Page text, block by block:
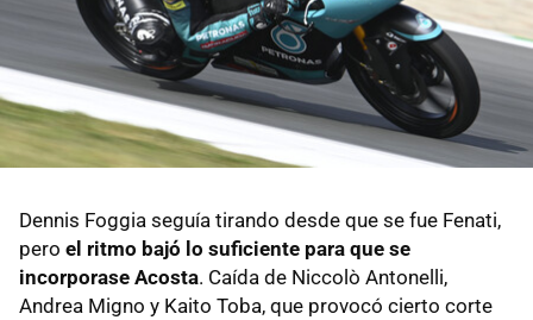
Dennis Foggia seguía tirando desde que se fue Fenati,
pero el ritmo bajó lo suficiente para que se
incorporase Acosta. Caída de Niccolò Antonelli,
Andrea Migno y Kaito Toba, que provocó cierto corte